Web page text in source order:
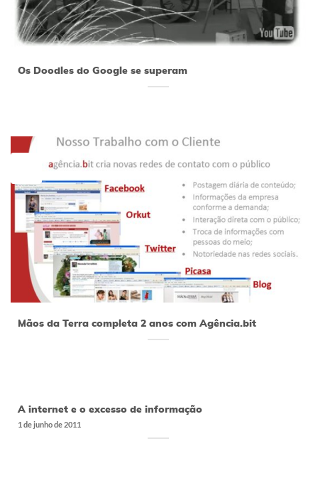
Os Doodles do Google se superam
Mãos da Terra completa 2 anos com Agência.bit
A internet e o excesso de informação
1 de junho de 2011